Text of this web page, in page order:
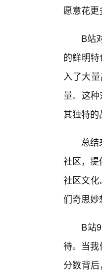
愿意花
B站
的鲜明
入了大
量。这
其独特的
总
社区，
社区文
们奇思妙
B站
待。当我
分数背